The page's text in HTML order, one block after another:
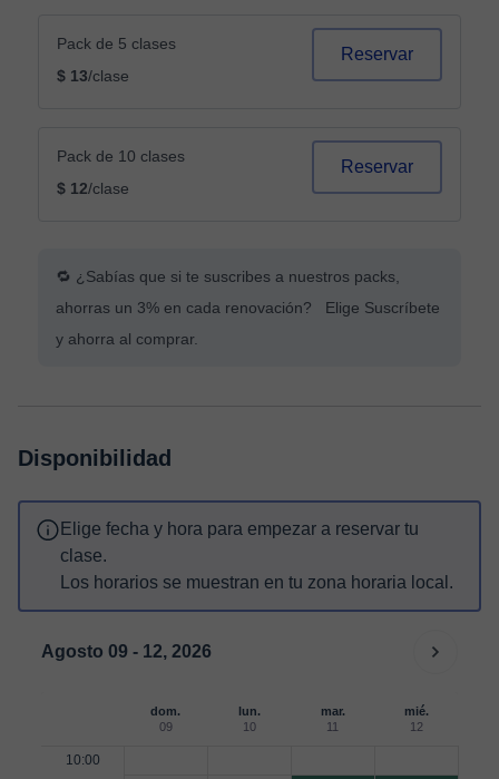
Pack de 5 clases
$ 13/clase
Reservar
Pack de 10 clases
$ 12/clase
Reservar
🔁 ¿Sabías que si te suscribes a nuestros packs,
ahorras un 3% en cada renovación? Elige Suscríbete
y ahorra al comprar.
Disponibilidad
Elige fecha y hora para empezar a reservar tu
clase.
Los horarios se muestran en tu zona horaria local.
Agosto 09 - 12, 2026
dom.
09
lun.
10
mar.
11
mié.
12
10:00